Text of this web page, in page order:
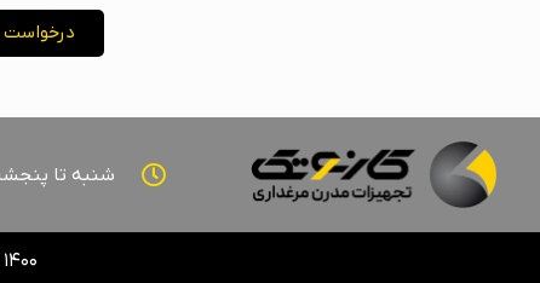
درخواست
شنبه تا پنجشنبه ۰۸:۰۰
۱۴۰۰ – تمامی حقوق برای